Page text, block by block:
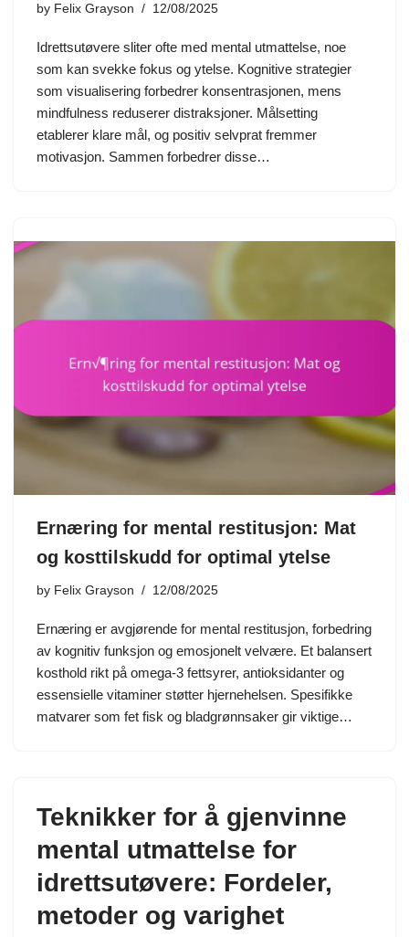
by Felix Grayson 12/08/2025
Idrettsutøvere sliter ofte med mental utmattelse, noe
som kan svekke fokus og ytelse. Kognitive strategier
som visualisering forbedrer konsentrasjonen, mens
mindfulness reduserer distraksjoner. Målsetting
etablerer klare mål, og positiv selvprat fremmer
motivasjon. Sammen forbedrer disse…
Ernæring for mental restitusjon: Mat
og kosttilskudd for optimal ytelse
by Felix Grayson 12/08/2025
Ernæring er avgjørende for mental restitusjon, forbedring
av kognitiv funksjon og emosjonelt velvære. Et balansert
kosthold rikt på omega-3 fettsyrer, antioksidanter og
essensielle vitaminer støtter hjernehelsen. Spesifikke
matvarer som fet fisk og bladgrønnsaker gir viktige…
Teknikker for å gjenvinne
mental utmattelse for
idrettsutøvere: Fordeler,
metoder og varighet